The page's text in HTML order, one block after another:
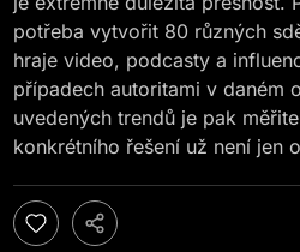
potřeba vytvořit 80 různých
hraje video, podcasty a
případech autoritami v daném
uvedených trendů je pak
konkrétního řešení už není jen